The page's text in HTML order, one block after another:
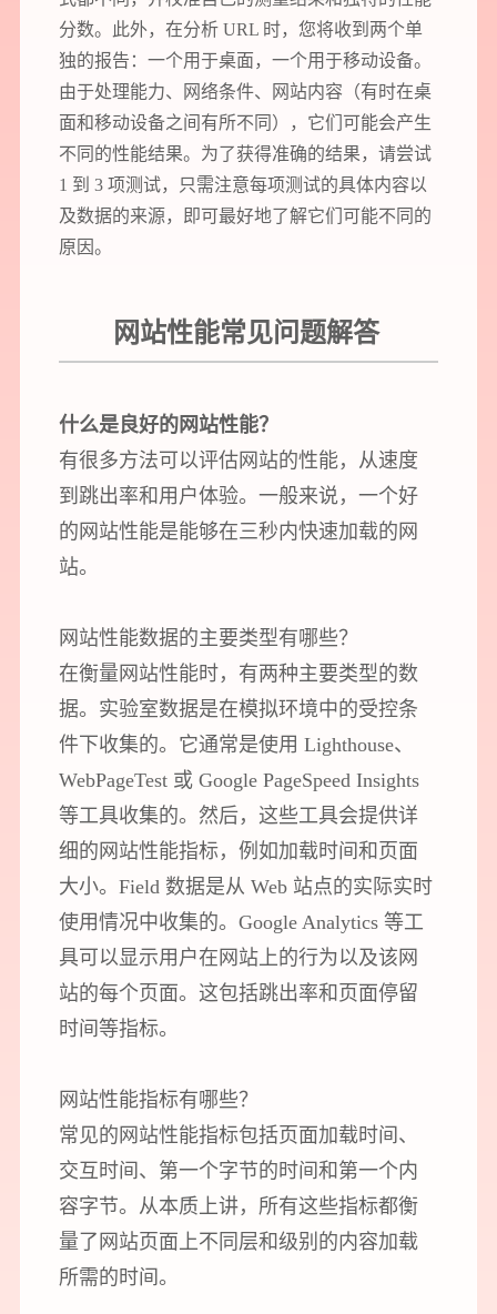
分数。此外，在分析 URL 时，您将收到两个单
独的报告：一个用于桌面，一个用于移动设备。
由于处理能力、网络条件、网站内容（有时在桌
面和移动设备之间有所不同），它们可能会产生
不同的性能结果。为了获得准确的结果，请尝试
1 到 3 项测试，只需注意每项测试的具体内容以
及数据的来源，即可最好地了解它们可能不同的
原因。
网站性能常见问题解答
什么是良好的网站性能？
有很多方法可以评估网站的性能，从速度
到跳出率和用户体验。一般来说，一个好
的网站性能是能够在三秒内快速加载的网
站。
网站性能数据的主要类型有哪些？
在衡量网站性能时，有两种主要类型的数
据。实验室数据是在模拟环境中的受控条
件下收集的。它通常是使用 Lighthouse、
WebPageTest 或 Google PageSpeed Insights
等工具收集的。然后，这些工具会提供详
细的网站性能指标，例如加载时间和页面
大小。Field 数据是从 Web 站点的实际实时
使用情况中收集的。Google Analytics 等工
具可以显示用户在网站上的行为以及该网
站的每个页面。这包括跳出率和页面停留
时间等指标。
网站性能指标有哪些？
常见的网站性能指标包括页面加载时间、
交互时间、第一个字节的时间和第一个内
容字节。从本质上讲，所有这些指标都衡
量了网站页面上不同层和级别的内容加载
所需的时间。